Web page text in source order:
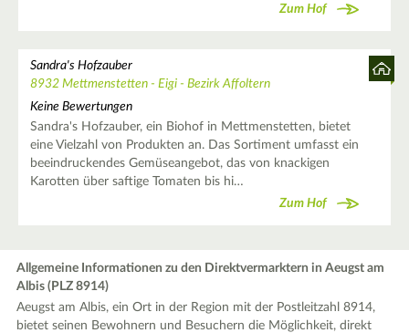
Zum Hof
Sandra's Hofzauber
8932 Mettmenstetten - Eigi - Bezirk Affoltern
Keine Bewertungen
Sandra's Hofzauber, ein Biohof in Mettmenstetten, bietet
eine Vielzahl von Produkten an. Das Sortiment umfasst ein
beeindruckendes Gemüseangebot, das von knackigen
Karotten über saftige Tomaten bis hi…
Zum Hof
Allgemeine Informationen zu den Direktvermarktern in Aeugst am
Albis (PLZ 8914)
Aeugst am Albis, ein Ort in der Region mit der Postleitzahl 8914,
bietet seinen Bewohnern und Besuchern die Möglichkeit, direkt